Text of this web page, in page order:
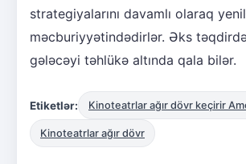
strategiyalarını davamlı olaraq
məcburiyyətindədirlər. Əks
gələcəyi təhlükə altında qala bilər.
Etiketlər: Kinoteatrlar ağır dövr keçirir
Kinoteatrlar ağır dövr